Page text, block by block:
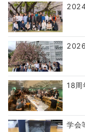
18周
学会